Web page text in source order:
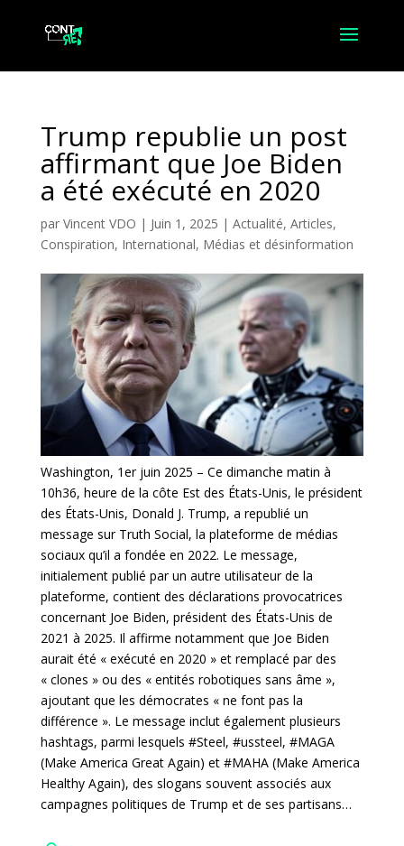
Trump republie un post
affirmant que Joe Biden
a été exécuté en 2020
par Vincent VDO | Juin 1, 2025 | Actualité, Articles,
Conspiration, International, Médias et désinformation
Washington, 1er juin 2025 – Ce dimanche matin à
10h36, heure de la côte Est des États-Unis, le président
des États-Unis, Donald J. Trump, a republié un
message sur Truth Social, la plateforme de médias
sociaux qu’il a fondée en 2022. Le message,
initialement publié par un autre utilisateur de la
plateforme, contient des déclarations provocatrices
concernant Joe Biden, président des États-Unis de
2021 à 2025. Il affirme notamment que Joe Biden
aurait été « exécuté en 2020 » et remplacé par des
« clones » ou des « entités robotiques sans âme »,
ajoutant que les démocrates « ne font pas la
différence ». Le message inclut également plusieurs
hashtags, parmi lesquels #Steel, #ussteel, #MAGA
(Make America Great Again) et #MAHA (Make America
Healthy Again), des slogans souvent associés aux
campagnes politiques de Trump et de ses partisans…